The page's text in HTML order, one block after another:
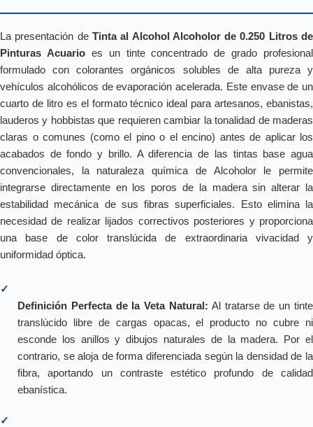
La presentación de Tinta al Alcohol Alcoholor de 0.250 Litros de
Pinturas Acuarioes un tinte concentrado de grado profesional
formulado con colorantes orgánicos solubles de alta pureza y
vehículos alcohólicos de evaporación acelerada. Este envase de un
cuarto de litro es el formato técnico ideal para artesanos, ebanistas,
lauderos y hobbistas que requieren cambiar la tonalidad de maderas
claras o comunes (como el pino o el encino) antes de aplicar los
acabados de fondo y brillo. A diferencia de las tintas base agua
convencionales, la naturaleza química de Alcoholor le permite
integrarse directamente en los poros de la madera sin alterar la
estabilidad mecánica de sus fibras superficiales. Esto elimina la
necesidad de realizar lijados correctivos posteriores y proporciona
una base de color translúcida de extraordinaria vivacidad y
uniformidad óptica.
✓
Definición Perfecta de la Veta Natural: Al tratarse de un tinte
translúcido libre de cargas opacas, el producto no cubre ni
esconde los anillos y dibujos naturales de la madera. Por el
contrario, se aloja de forma diferenciada según la densidad de la
fibra, aportando un contraste estético profundo de calidad
ebanística.
✓